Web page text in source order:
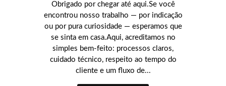
Obrigado por chegar até aqui.Se você
encontrou nosso trabalho — por indicação
ou por pura curiosidade — esperamos que
se sinta em casa.Aqui, acreditamos no
simples bem-feito: processos claros,
cuidado técnico, respeito ao tempo do
cliente e um fluxo de...